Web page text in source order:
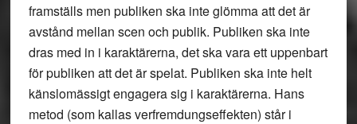
framställs men publiken ska inte glömma att det är
avstånd mellan scen och publik. Publiken ska inte
dras med in i karaktärerna, det ska vara ett uppenbart
för publiken att det är spelat. Publiken ska inte helt
känslomässigt engagera sig i karaktärerna. Hans
metod (som kallas verfremdungseffekten) står i